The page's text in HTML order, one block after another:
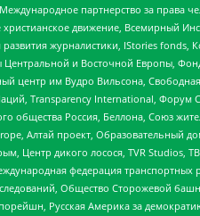
партнерство за права
движение, Всемирный
журналистики, IStories
и Восточной Европы,
им Вудро Вильсона,
Transparеncy International, Форум
общества Россия, Беллона, Союз
Алтай проект, Образовательный
Центр дикого лосося, TVR
федерация
Общество Сторожевой
Русская Америка за